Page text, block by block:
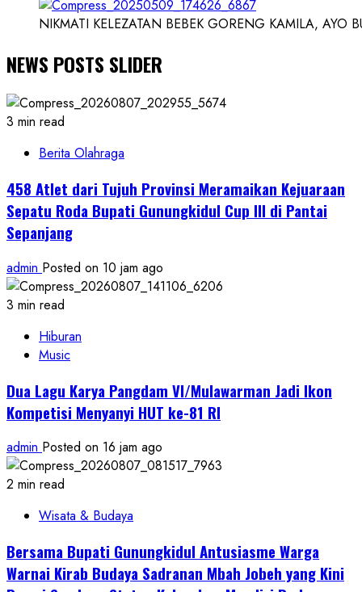
NIKMATI KELEZATAN BEBEK GORENG KAMILA, AYO
NEWS POSTS SLIDER
3 min read
Berita Olahraga
458 Atlet dari Tujuh Provinsi Meramaikan Kejuaraan
Sepatu Roda Bupati Gunungkidul Cup III di Pantai
Sepanjang
admin Posted on 10 jam ago
3 min read
Hiburan
Music
Dua Lagu Karya Pangdam VI/Mulawarman Jadi Ikon
Kompetisi Menyanyi HUT ke-81 RI
admin Posted on 16 jam ago
2 min read
Wisata & Budaya
Bersama Bupati Gunungkidul Antusiasme Warga
Warnai Kirab Budaya Sadranan Mbah Jobeh yang Kini